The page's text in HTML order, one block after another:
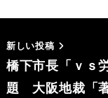
新しい投稿
橋下市長「ｖｓ
題 大阪地裁「